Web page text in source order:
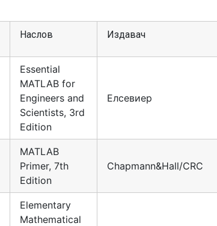
Наслов Издавач
Essential
MATLAB for
Engineers and
Scientists, 3rd
Edition
Елсевиер
MATLAB
Primer, 7th
Edition
Chapmann&Hall/CRC
Elementary
Mathematical